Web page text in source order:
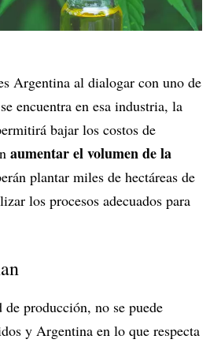
Argentina al dialogar con uno de
encuentra en esa industria, la
bajar los costos de
aumentar el volumen de la
plantar miles de hectáreas de
los procesos adecuados para
producción, no se puede
y Argentina en lo que respecta